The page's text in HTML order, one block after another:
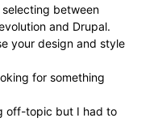
selecting between
and Drupal.
your design and style
for something
off-topic but I had to